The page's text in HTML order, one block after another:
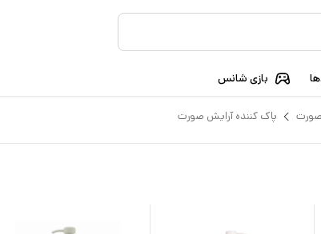
بازی شانس
پاک کننده آرایش صورت